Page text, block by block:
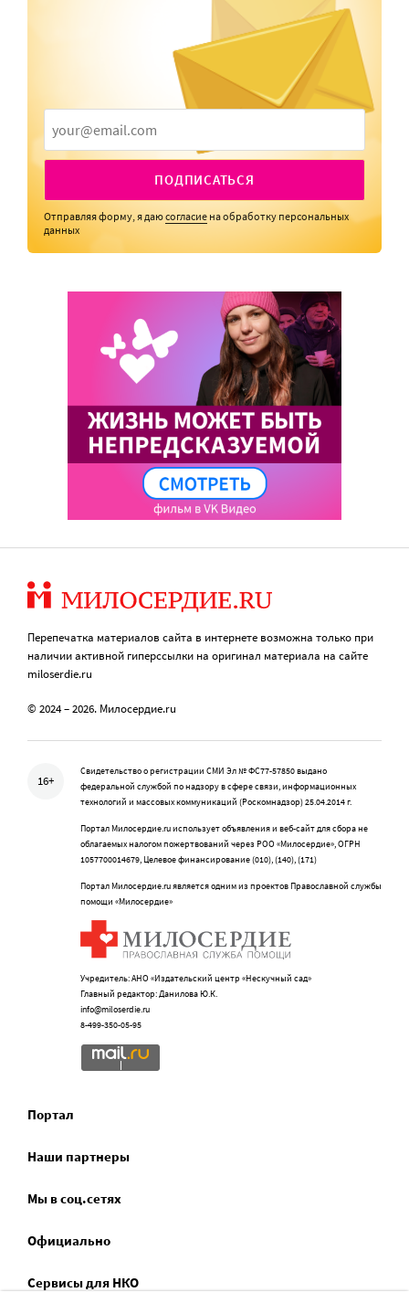
ПОДПИСАТЬСЯ
Отправляя форму, я даюсогласие на обработку персональных
данных
Перепечатка материалов сайта в интернете возможна только при
наличии активной гиперссылки на оригинал материала на сайте
miloserdie.ru
© 2024 – 2026. Милосердие.ru
16+
Свидетельство о регистрации СМИ Эл № ФС77-57850 выдано
федеральной службой по надзору в сфере связи, информационных
технологий и массовых коммуникаций (Роскомнадзор) 25.04.2014 г.
Портал Милосердие.ru использует объявления и веб-сайт для сбора не
облагаемых налогом пожертвований через РОО «Милосердие», ОГРН
1057700014679, Целевое финансирование (010), (140), (171)
Портал Милосердие.ru является одним из проектов Православной службы
помощи «Милосердие»
Учредитель: АНО «Издательский центр «Нескучный сад»
Главный редактор: Данилова Ю.К.
info@miloserdie.ru
8-499-350-05-95
Портал
Наши партнеры
Мы в соц.сетях
Официально
Сервисы для НКО